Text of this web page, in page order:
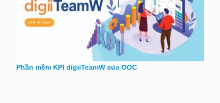
Phần mềm KPI digiiTeamW của OOC